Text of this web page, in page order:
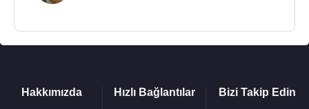
Hakkımızda Hızlı Bağlantılar Bizi Takip Edin